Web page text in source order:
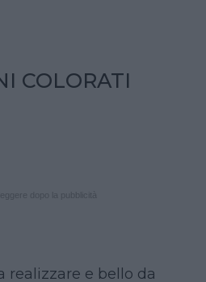
COLORATI
realizzare e bello da